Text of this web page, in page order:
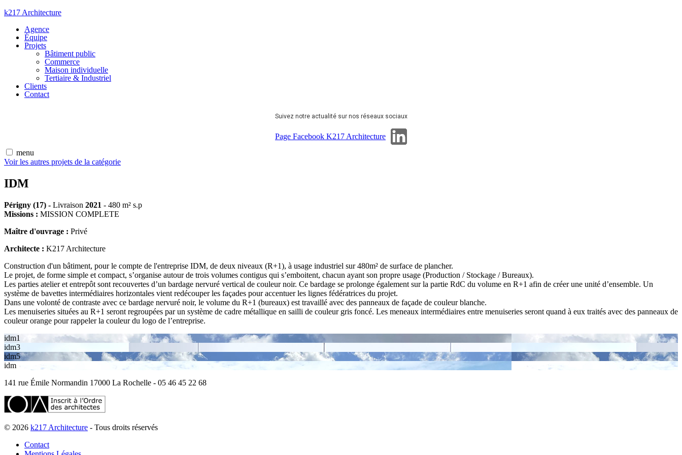
Aller
contenu
k217 Architecture
Agence
Équipe
Projets
Bâtiment public
Commerce
Maison individuelle
Tertiaire & Industriel
Clients
Contact
Suivez notre actualité sur nos réseaux sociaux
Page Facebook K217 Architecture
menu
Voir les autres projets de la catégorie
IDM
Périgny (17) - Livraison 2021 - 480 m² s.p
Missions : MISSION COMPLETE
Maître d'ouvrage : Privé
Architecte : K217 Architecture
Construction d'un bâtiment, pour le compte de l'entreprise IDM, de deux niveaux (R+1), à usage industriel sur 480m² de surface de plancher.
Le projet, de forme simple et compact, s’organise autour de trois volumes contigus qui s’emboitent, chacun ayant son propre usage (Production / Stockage / Bureaux).
Les parties atelier et entrepôt sont recouvertes d’un bardage nervuré vertical de couleur noir. Ce bardage se prolonge également sur la partie RdC du volume en R+1 afin de créer une unité d’ensemble. Un
système de bavettes intermédiaires horizontales vient redécouper les façades pour accentuer les lignes fédératrices du projet.
Dans une volonté de contraste avec ce bardage nervuré noir, le volume du R+1 (bureaux) est travaillé avec des panneaux de façade de couleur blanche.
Les menuiseries situées au R+1 seront regroupées par un système de cadre métallique en sailli de couleur gris foncé. Les meneaux intermédiaires entre menuiseries seront quand à eux traités avec des panneaux de
couleur orange pour rappeler la couleur du logo de l’entreprise.
idm1
idm3
idm5
idm
141 rue Émile Normandin 17000 La Rochelle - 05 46 45 22 68
© 2026 k217 Architecture - Tous droits réservés
Contact